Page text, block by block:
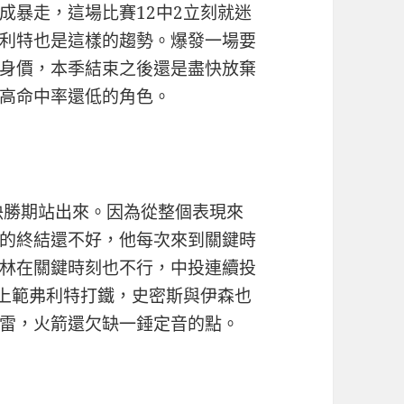
暴走，這場比賽12中2立刻就迷
特也是這樣的趨勢。爆發一場要
價，本季結束之後還是盡快放棄
命中率還低的角色。
期站出來。因為從整個表現來
終結還不好，他每次來到關鍵時
在關鍵時刻也不行，中投連續投
範弗利特打鐵，史密斯與伊森也
，火箭還欠缺一錘定音的點。